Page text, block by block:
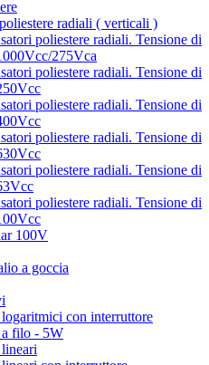
radiali ( verticali )
poliestere radiali. Tensione di
275Vca
poliestere radiali. Tensione di
poliestere radiali. Tensione di
poliestere radiali. Tensione di
poliestere radiali. Tensione di
poliestere radiali. Tensione di
100V
a goccia
con interruttore
a filo - 5W